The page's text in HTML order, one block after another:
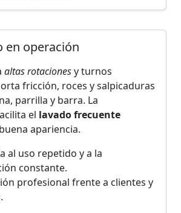
en operación
altas rotacionesy turnos
fricción, roces y salpicaduras
parrilla y barra. La
el lavado frecuente
apariencia.
al uso repetido y a la
constante.
profesional frente a clientes y